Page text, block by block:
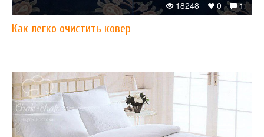
1
0
18248
Как легко очистить ковер